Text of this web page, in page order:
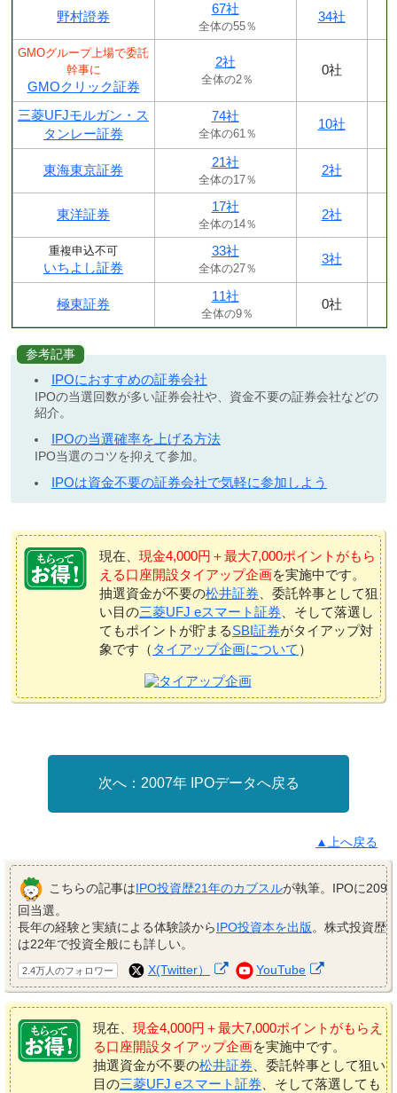
野村證券
67社
全体の55％
34社
GMOグループ上場で委託
幹事に
GMOクリック証券
2社
全体の2％
0社
三菱UFJモルガン・ス
タンレー証券
74社
全体の61％
10社
東海東京証券
21社
全体の17％
2社
東洋証券
17社
全体の14％
2社
重複申込不可
いちよし証券
33社
全体の27％
3社
極東証券
11社
全体の9％
0社
参考記事
IPOにおすすめの証券会社
IPOの当選回数が多い証券会社や、資金不要の証券会社などの
紹介。
IPOの当選確率を上げる方法
IPO当選のコツを抑えて参加。
IPOは資金不要の証券会社で気軽に参加しよう
現在、 現金4,000円＋最大7,000ポイントがもら
える口座開設タイアップ企画を実施中です。
抽選資金が不要の松井証券 、委託幹事として狙
い目の三菱UFJ eスマート証券 、そして落選し
てもポイントが貯まるSBI証券がタイアップ対
象です（ タイアップ企画について ）
2007年 IPOデータへ戻る
▲上へ戻る
こちらの記事はIPO投資歴21年のカブスルが執筆。IPOに209
回当選。
長年の経験と実績による体験談からIPO投資本を出版。株式投資歴
は22年で投資全般にも詳しい。
2.4万人のフォロワー X(Twitter） YouTube
現在、 現金4,000円＋最大7,000ポイントがもらえ
る口座開設タイアップ企画を実施中です。
抽選資金が不要の松井証券 、委託幹事として狙い
目の三菱UFJ eスマート証券 、そして落選しても